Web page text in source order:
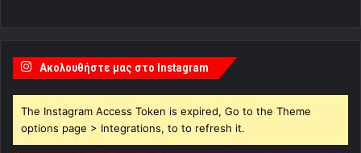
Ακολουθήστε μας στο Instagram
The Instagram Access Token is expired, Go to the Theme
options page > Integrations, to to refresh it.